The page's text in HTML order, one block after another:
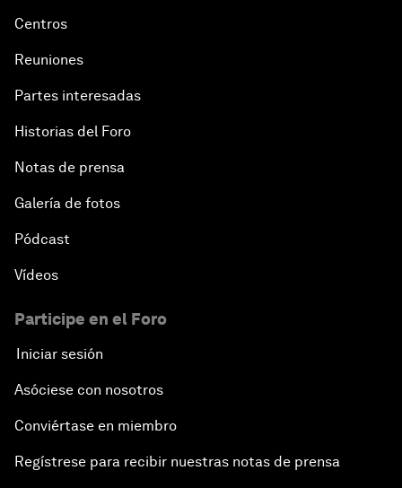
Centros
Reuniones
Partes interesadas
Historias del Foro
Notas de prensa
Galería de fotos
Pódcast
Vídeos
Participe en el Foro
Iniciar sesión
Asóciese con nosotros
Conviértase en miembro
Regístrese para recibir nuestras notas de prensa